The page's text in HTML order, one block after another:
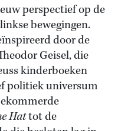
perspectief op de
bewegingen.
door de
Geisel, die
kinderboeken
politiek universum
Hattot de